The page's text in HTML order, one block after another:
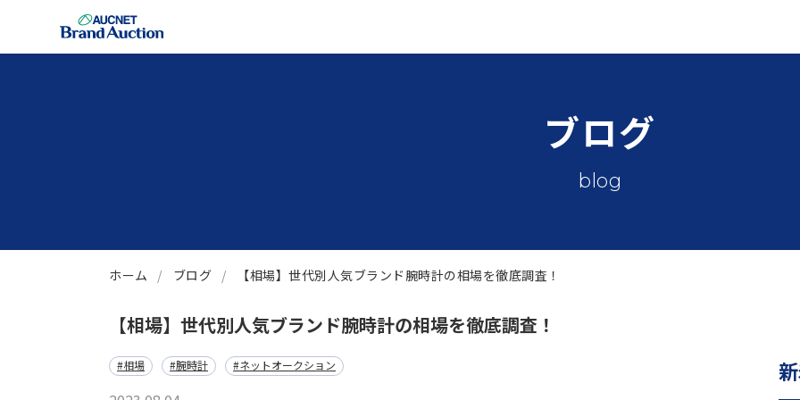
ブログ
blog
ホーム ブログ 【相場】世代別人気ブランド腕時計の相場を徹底調査！
【相場】世代別人気ブランド腕時計の相場を徹底調査！
#相場 #腕時計 #ネットオークション